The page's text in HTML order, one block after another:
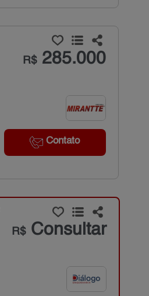
R$285.000
Contato
R$Consultar